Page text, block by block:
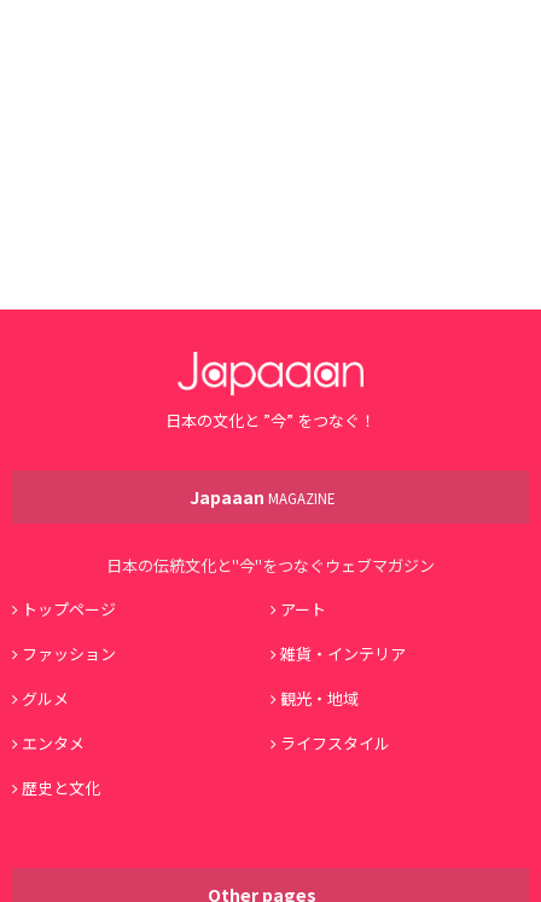
日本の文化と ”今” をつなぐ！
Japaaan MAGAZINE
日本の伝統文化と"今"をつなぐウェブマガジン
トップページ
アート
ファッション
雑貨・インテリア
グルメ
観光・地域
エンタメ
ライフスタイル
歴史と文化
Other pages